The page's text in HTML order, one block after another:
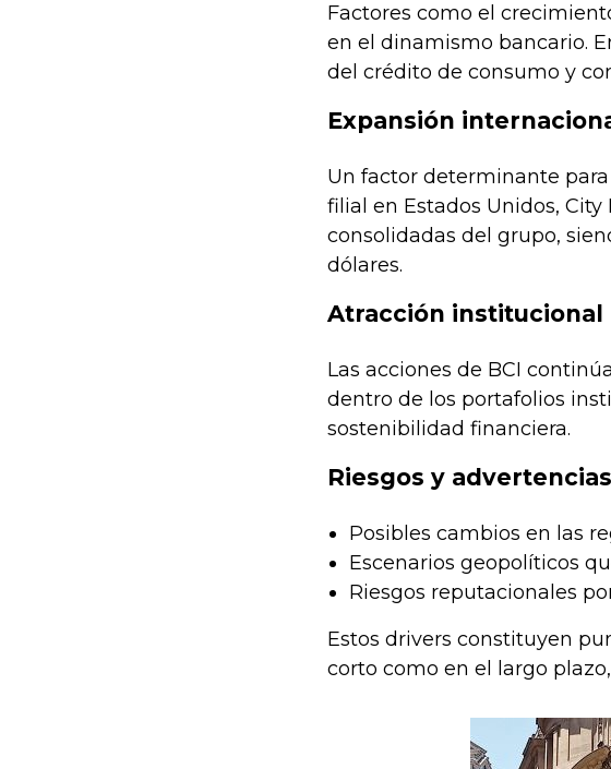
Factores como el
en el dinamismo bancario.
del crédito de consumo y
Expansión
Un factor determinante
filial en Estados Unidos,
consolidadas del grupo,
dólares.
Atracción institucional
Las acciones de BCI
dentro de los portafolios
sostenibilidad financiera.
Riesgos y advertencias
Posibles cambios en las
Escenarios geopolíticos
Riesgos reputacionales
Estos drivers constituyen
corto como en el largo